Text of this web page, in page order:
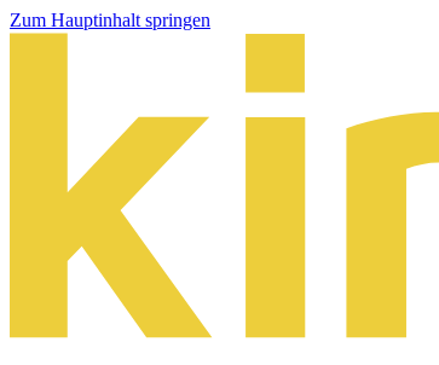
Zum Hauptinhalt springen